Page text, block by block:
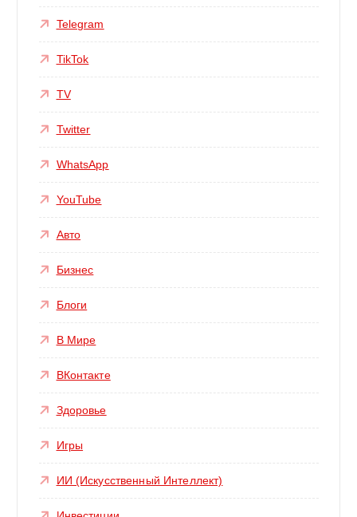
Telegram
TikTok
TV
Twitter
WhatsApp
YouTube
Авто
Бизнес
Блоги
В Мире
ВКонтакте
Здоровье
Игры
ИИ (Искусственный Интеллект)